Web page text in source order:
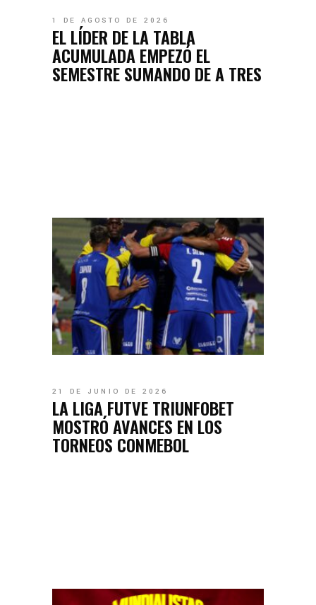
1 DE AGOSTO DE 2026
EL LÍDER DE LA TABLA
ACUMULADA EMPEZÓ EL
SEMESTRE SUMANDO DE A TRES
21 DE JUNIO DE 2026
LA LIGA FUTVE TRIUNFOBET
MOSTRÓ AVANCES EN LOS
TORNEOS CONMEBOL